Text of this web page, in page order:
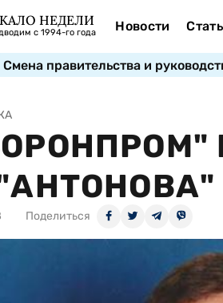
НЕДЕЛИ
с 1994-го года Новости
Смена правительства и
Поделиться